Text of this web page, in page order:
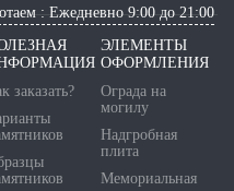
: Ежедневно 9:00 до 21:00
заказать?
ЭЛЕМЕНТЫ
ОФОРМЛЕНИЯ
Ограда на
могилу
Надгробная
плита
Мемориальная